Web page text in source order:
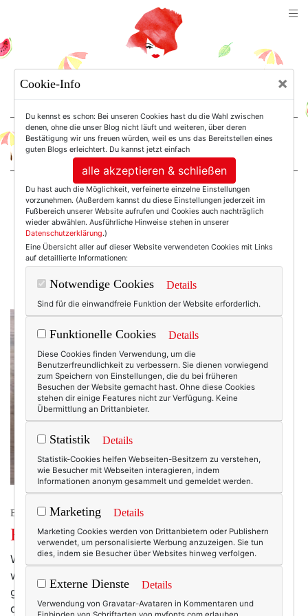
For Women. Not Girls.
Einträge mit dem
Tag: 505
BEAUTY & FASHION
Ha! Ich habe ihn jetzt auch!
Was soll ich sagen: Provinz rulez! Nirgendwo habbar,
weltweit ausverkauft, bei ebay zu Höchstpreisen
gehandelt - aber hier in Little Freising, da habe ich ihn
doch glatt ergattert. Jetzt nur noch lernen, wie man
Cookie-Info ×
Du kennst es schon: Bei unseren Cookies hast du die Wahl zwischen
denen, ohne die unser Blog nicht läuft und weiteren, über deren
Bestätigung wir uns freuen würden, weil es uns das Bereitstellen eines
guten Blogs erleichtert. Du kannst jetzt einfach
alle akzeptieren & schließen
Du hast auch die Möglichkeit, verfeinerte einzelne Einstellungen
vorzunehmen. (Außerdem kannst du diese Einstellungen jederzeit im
Fußbereich unserer Website aufrufen und Cookies auch nachträglich
wieder abwählen. Ausführliche Hinweise stehen in unserer
Datenschutzerklärung.)
Eine Übersicht aller auf dieser Website verwendeten Cookies mit Links
auf detaillierte Informationen:
Notwendige Cookies Details
Sind für die einwandfreie Funktion der Website erforderlich.
Funktionelle Cookies Details
Diese Cookies finden Verwendung, um die
Benutzerfreundlichkeit zu verbessern. Sie dienen vorwiegend
zum Speichern von Einstellungen, die du bei früheren
Besuchen der Website gemacht hast. Ohne diese Cookies
stehen dir einige Features nicht zur Verfügung. Keine
Übermittlung an Drittanbieter.
Statistik Details
Statistik-Cookies helfen Webseiten-Besitzern zu verstehen,
wie Besucher mit Webseiten interagieren, indem
Informationen anonym gesammelt und gemeldet werden.
Marketing Details
Marketing Cookies werden von Drittanbietern oder Publishern
verwendet, um personalisierte Werbung anzuzeigen. Sie tun
dies, indem sie Besucher über Websites hinweg verfolgen.
Externe Dienste Details
Verwendung von Gravatar-Avataren in Kommentaren und